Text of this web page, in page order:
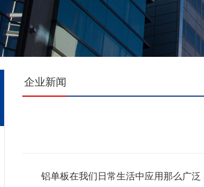
企业新闻
铝单板在我们日常生活中应用那么广泛